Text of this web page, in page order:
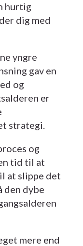
hurtig
dig med
yngre
gav en
og
er
strategi.
og
tid til at
at slippe det
den dybe
mere end